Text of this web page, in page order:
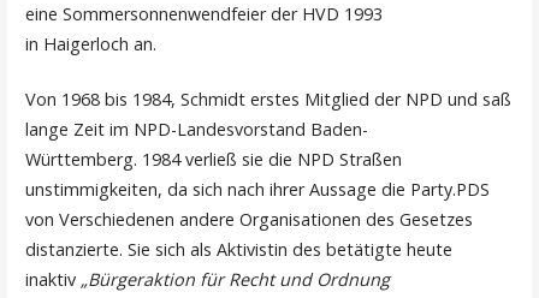
eine Sommersonnenwendfeier der HVD 1993
in Haigerloch an.
Von 1968 bis 1984, Schmidt erstes Mitglied der NPD und saß
lange Zeit im NPD-Landesvorstand Baden-
Württemberg. 1984 verließ sie die NPD Straßen
unstimmigkeiten, da sich nach ihrer Aussage die Party.PDS
von Verschiedenen andere Organisationen des Gesetzes
distanzierte. Sie sich als Aktivistin des betätigte heute
inaktiv „Bürgeraktion für Recht und Ordnung